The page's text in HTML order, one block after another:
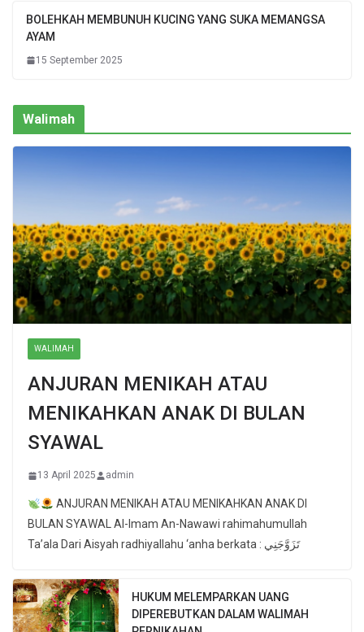
BOLEHKAH MEMBUNUH KUCING YANG SUKA MEMANGSA
AYAM
15 September 2025
Walimah
WALIMAH
ANJURAN MENIKAH ATAU
MENIKAHKAN ANAK DI BULAN
SYAWAL
13 April 2025 admin
ANJURAN MENIKAH ATAU MENIKAHKAN ANAK DI
BULAN SYAWAL Al-Imam An-Nawawi rahimahumullah
Ta’ala Dari Aisyah radhiyallahu ‘anha berkata : تَزَوَّجَنِي
HUKUM MELEMPARKAN UANG
DIPEREBUTKAN DALAM WALIMAH